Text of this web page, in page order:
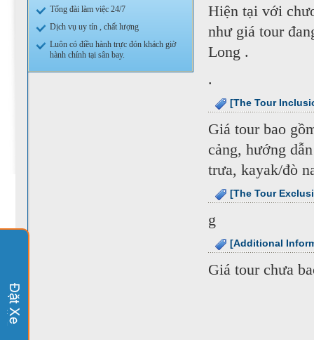
Tổng đài làm việc 24/7
Dịch vụ uy tín , chất lượng
Luôn có điều hành trực đón khách giờ
hành chính tại sân bay.
Hiện tại với
như giá tour
Long .
.
[The Tour
Giá tour bao
cảng, hướng
trưa, kayak/đò
[The Tour
g
[Additional
Giá tour chưa